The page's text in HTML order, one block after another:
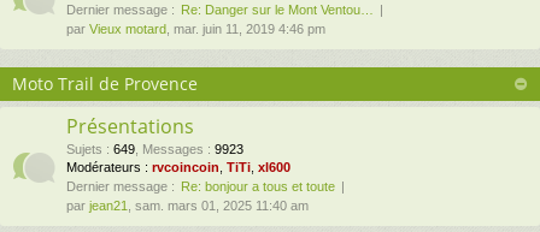
Dernier message :
Re: Danger sur le Mont Ventou…
par Vieux motard , mar. juin 11, 2019 4:46 pm
Moto Trail de Provence
Présentations
Sujets : 649 Messages : 9923
Modérateurs : rvcoincoin TiTi xl600
Dernier message :
Re: bonjour a tous et toute
par jean21 , sam. mars 01, 2025 11:40 am